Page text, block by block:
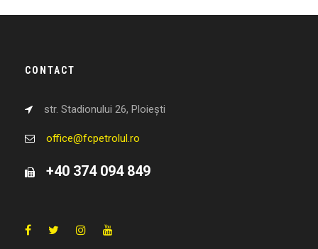
CONTACT
str. Stadionului 26, Ploiești
office@fcpetrolul.ro
+40 374 094 849